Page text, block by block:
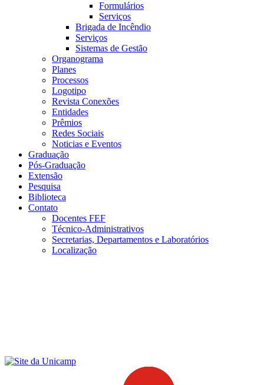
Formulários
Serviços
Brigada de Incêndio
Serviços
Sistemas de Gestão
Organograma
Planes
Processos
Logotipo
Revista Conexões
Entidades
Prêmios
Redes Sociais
Noticias e Eventos
Graduação
Pós-Graduação
Extensão
Pesquisa
Biblioteca
Contato
Docentes FEF
Técnico-Administrativos
Secretarias, Departamentos e Laboratórios
Localização